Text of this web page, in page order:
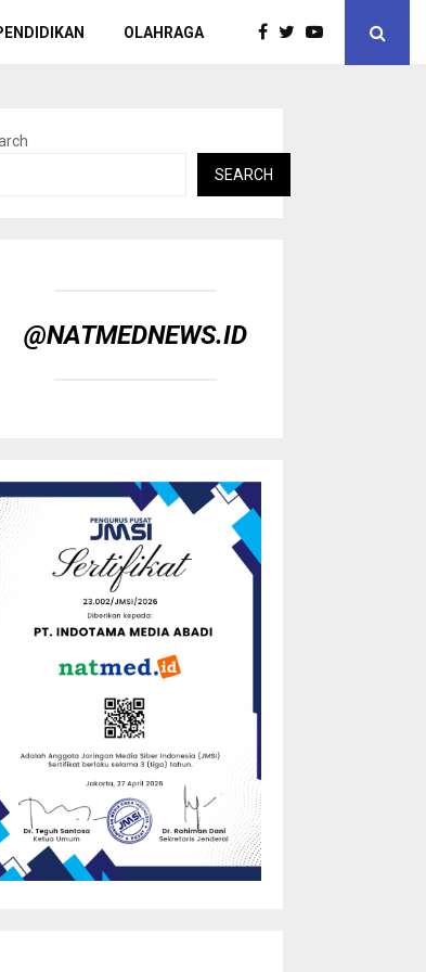
OLAHRAGA
SEARCH
@NATMEDNEWS.ID